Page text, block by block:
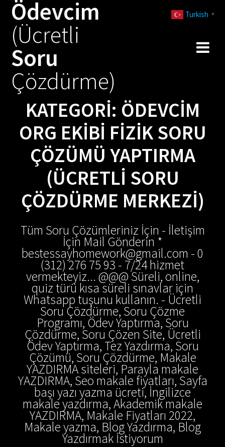
Ödevcim
(Ücretli
Soru
Çözdürme)
KATEGORI: ÖDEVCIM
ORG EKIBI FIZIK SORU
ÇÖZÜMÜ YAPTIRMA
(ÜCRETLI SORU
ÇÖZDÜRME MERKEZI)
Tüm Soru Çözümleriniz İçin - İletişim
İçin Mail Gönderin *
bestessayhomework@gmail.com - 0
(312) 276 75 93 - 7/24 hizmet
vermekteyiz... @@@ Süreli, online,
quiz türü kısa süreli sınavlar için
Whatsapp tuşunu kullanın. - Ücretli
Soru Çözdürme, Soru Çözme
Programı, Ödev Yaptırma, Soru
Çözdürme, Soru Çözen Site, Ücretli
Ödev Yaptırma, Tez Yazdırma, Soru
Çözümü, Soru Çözdürme, Makale
YAZDIRMA siteleri, Parayla makale
YAZDIRMA, Seo makale fiyatları, Sayfa
başı yazı yazma ücreti, İngilizce
makale yazdırma, Akademik makale
YAZDIRMA, Makale Fiyatları 2022,
Makale yazma, Blog Yazdırma, Blog
Yazdırmak İstiyorum
Turkish ▼